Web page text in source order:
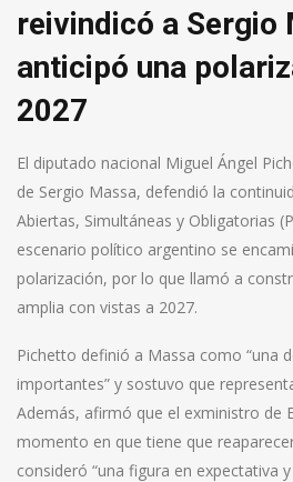
reivindicó a Sergio
anticipó una
2027
El diputado nacional Miguel Ángel
de Sergio Massa, defendió la
Abiertas, Simultáneas y Obligatorias
escenario político argentino se
polarización, por lo que llamó a
amplia con vistas a 2027.
Pichetto definió a Massa como “una
importantes” y sostuvo que
Además, afirmó que el exministro de
momento en que tiene que
consideró “una figura en expectativa